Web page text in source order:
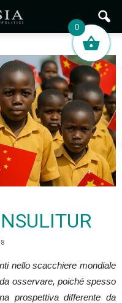
nello scacchiere mondiale
osservare, poiché spesso
prospettiva differente da
0